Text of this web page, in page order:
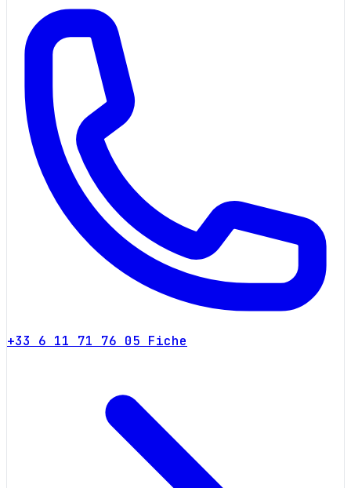
+33 6 11 71 76 05 Fiche